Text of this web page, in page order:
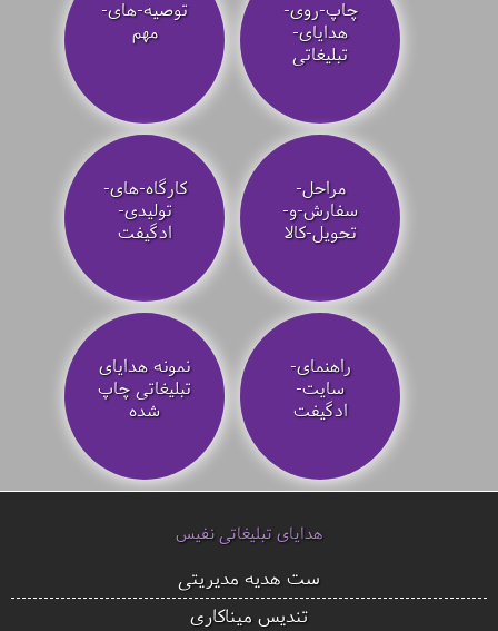
چاپ-روی-
هدایای-
تبلیغاتی
توصیه‌-های-
مهم
مراحل-
سفارش-و-
تحویل-کالا
کارگاه-های-
تولیدی-
ادگیفت
راهنمای-
سایت-
ادگیفت
نمونه هدایای
تبلیغاتی چاپ
شده
هدایای تبلیغاتی نفیس
ست هدیه مدیریتی
تندیس میناکاری